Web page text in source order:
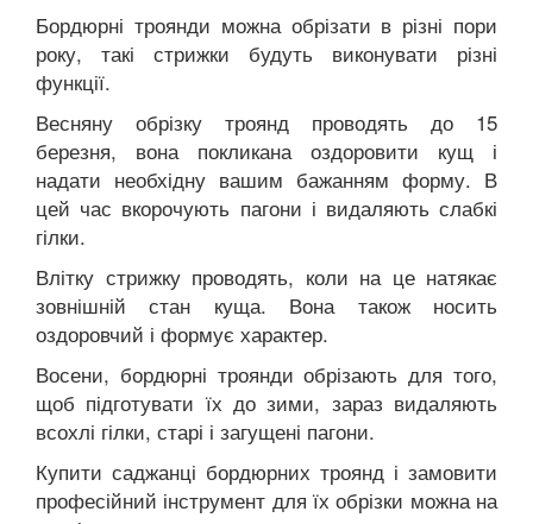
Бордюрні троянди можна обрізати в різні пори
року, такі стрижки будуть виконувати різні
функції.
Весняну обрізку троянд проводять до 15
березня, вона покликана оздоровити кущ і
надати необхідну вашим бажанням форму. В
цей час вкорочують пагони і видаляють слабкі
гілки.
Влітку стрижку проводять, коли на це натякає
зовнішній стан куща. Вона також носить
оздоровчий і формує характер.
Восени, бордюрні троянди обрізають для того,
щоб підготувати їх до зими, зараз видаляють
всохлі гілки, старі і загущені пагони.
Купити саджанці бордюрних троянд і замовити
професійний інструмент для їх обрізки можна на